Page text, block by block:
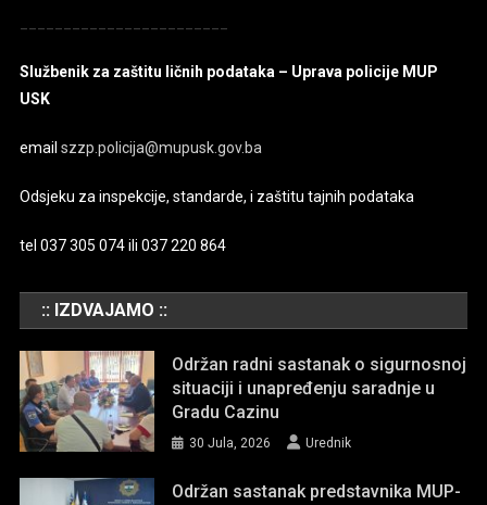
Službenik za zaštitu ličnih podataka – Uprava policije MUP
USK
emailszzp.policija@mupusk.gov.ba
Odsjeku za inspekcije, standarde, i zaštitu tajnih podataka
tel 037 305 074 ili 037 220 864
:: IZDVAJAMO ::
Održan radni sastanak o sigurnosnoj
situaciji i unapređenju saradnje u
Gradu Cazinu
30 Jula, 2026 Urednik
Održan sastanak predstavnika MUP-